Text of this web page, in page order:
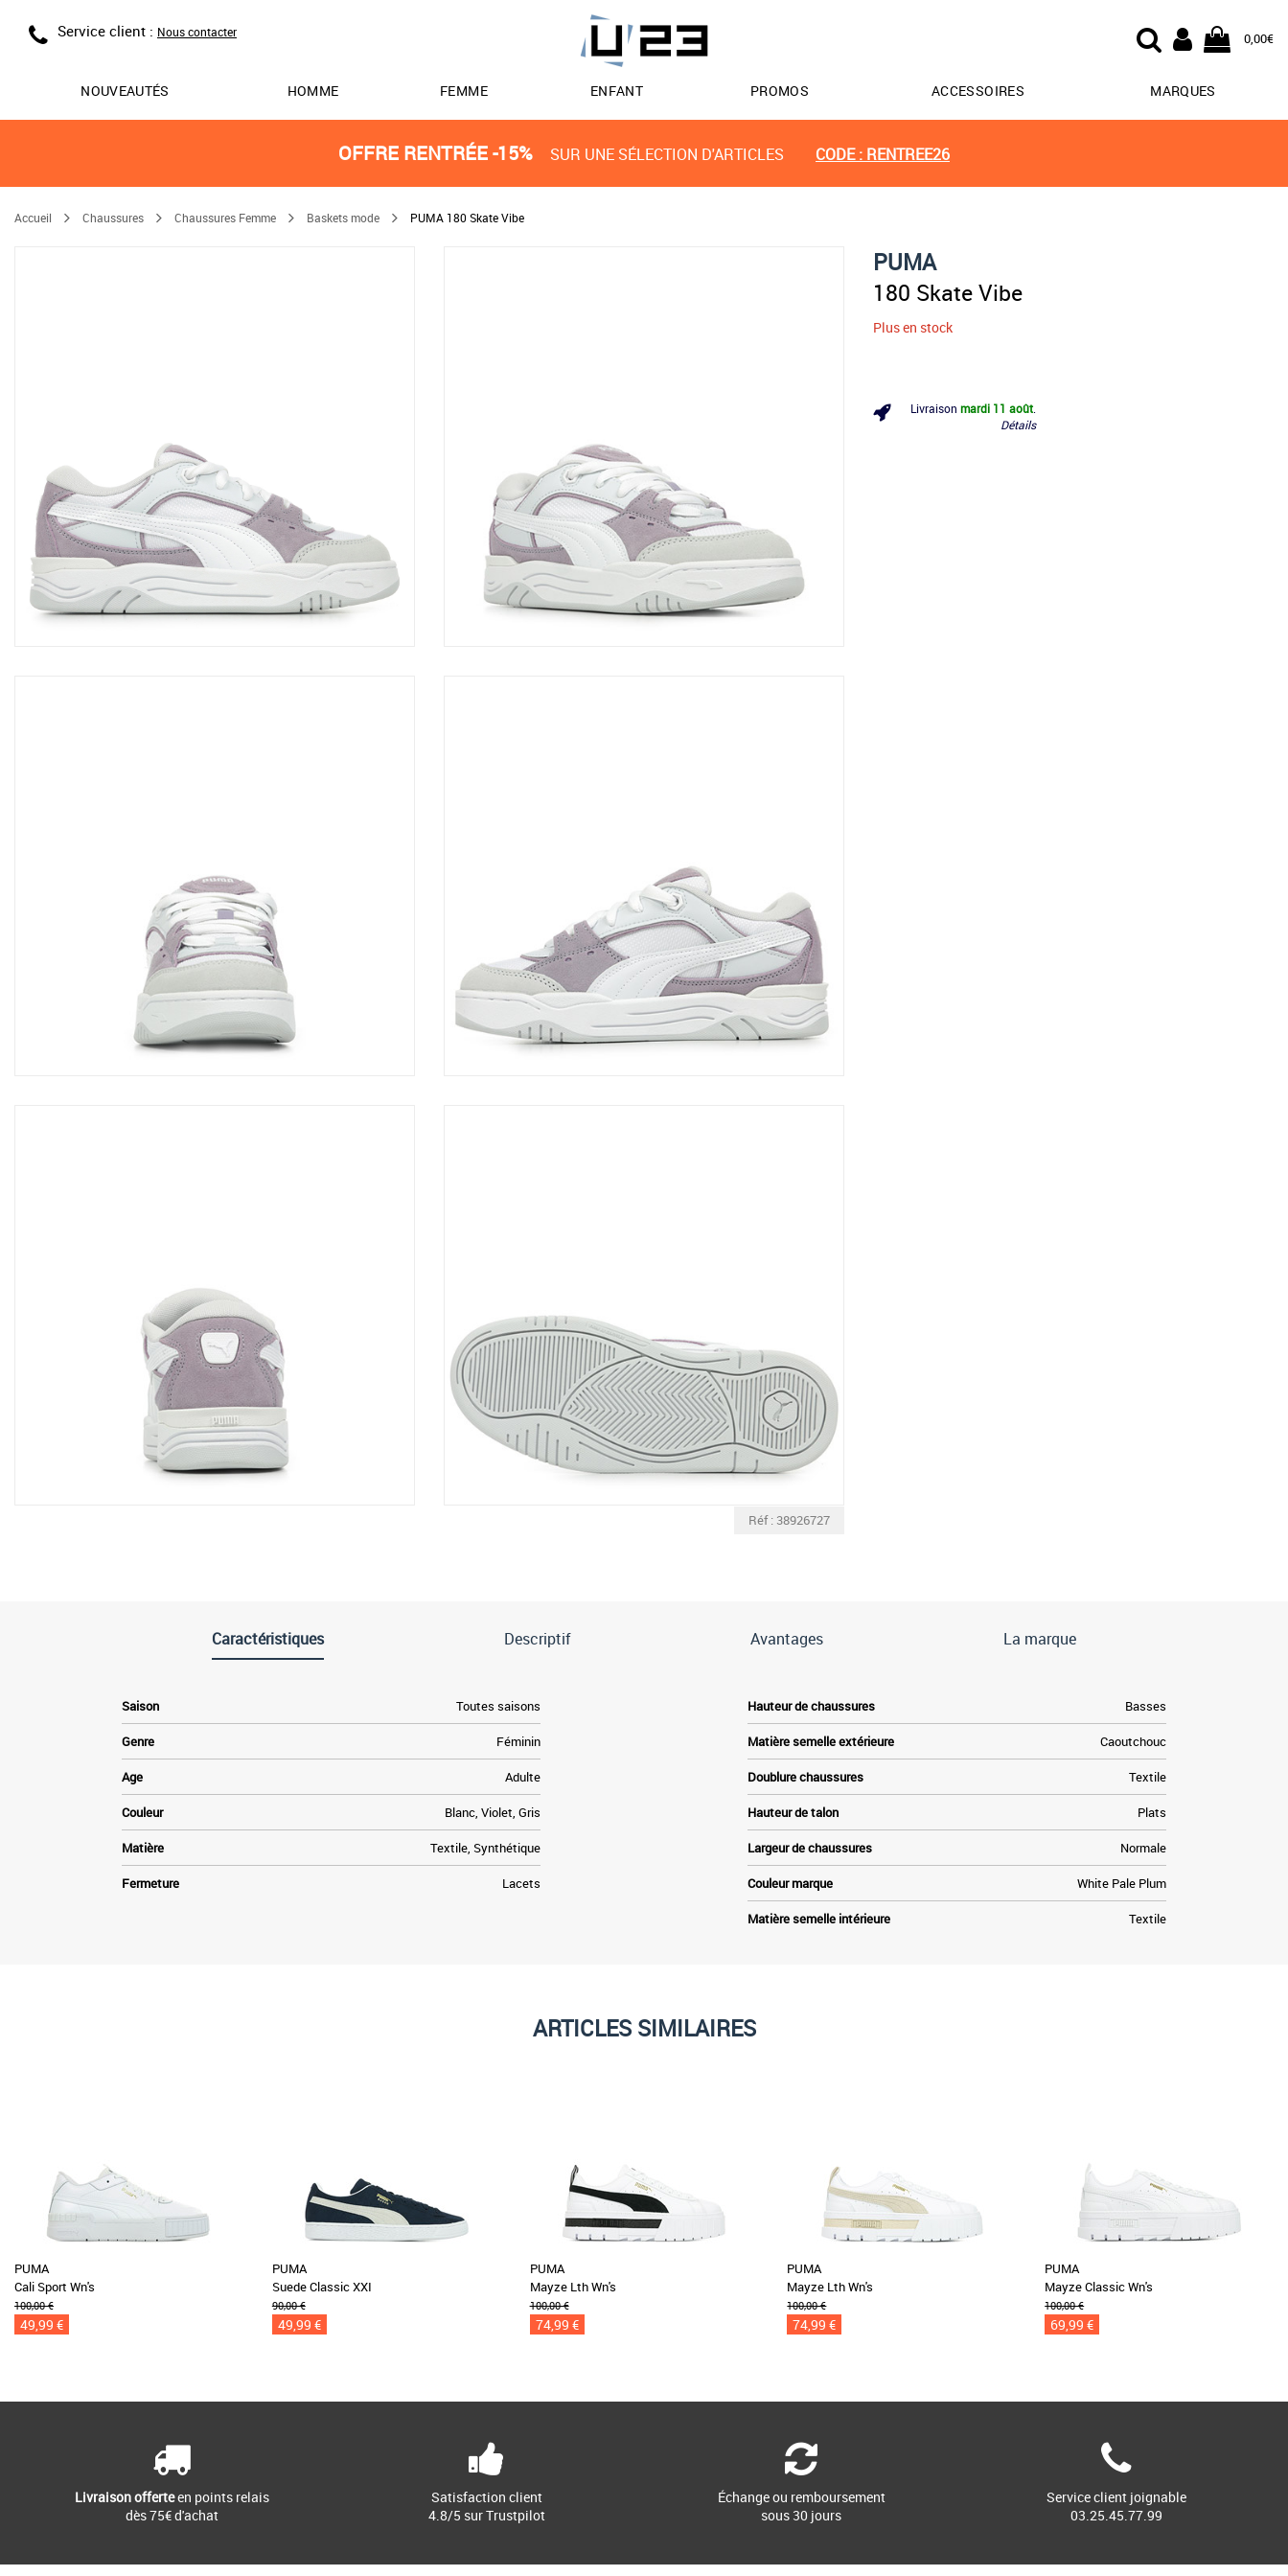
Service client : Nous contacter 0,00€
NOUVEAUTÉS HOMME FEMME ENFANT PROMOS ACCESSOIRES MARQUES
OFFRE RENTRÉE -15% SUR UNE SÉLECTION D'ARTICLES CODE : RENTREE26
Accueil Chaussures Chaussures Femme Baskets mode PUMA 180 Skate Vibe
Réf : 38926727
PUMA
180 Skate Vibe
Plus en stock
Livraison mardi 11 août
Détails
Caractéristiques Descriptif Avantages La marque
Saison Toutes saisons
Genre Féminin
Age Adulte
Couleur Blanc, Violet, Gris
Matière Textile, Synthétique
Fermeture Lacets
Hauteur de chaussures Basses
Matière semelle extérieure Caoutchouc
Doublure chaussures Textile
Hauteur de talon Plats
Largeur de chaussures Normale
Couleur marque White Pale Plum
Matière semelle intérieure Textile
ARTICLES SIMILAIRES
PUMA
Cali Sport Wn's
100,00 €
49,99 €
PUMA
Suede Classic XXI
90,00 €
49,99 €
PUMA
Mayze Lth Wn's
100,00 €
74,99 €
PUMA
Mayze Lth Wn's
100,00 €
74,99 €
PUMA
Mayze Classic Wn's
100,00 €
69,99 €
Livraison offerteen points relais
dès 75€ d'achat
Satisfaction client
4.8/5 sur Trustpilot
Échange ou remboursement
sous 30 jours
Service client joignable
03.25.45.77.99